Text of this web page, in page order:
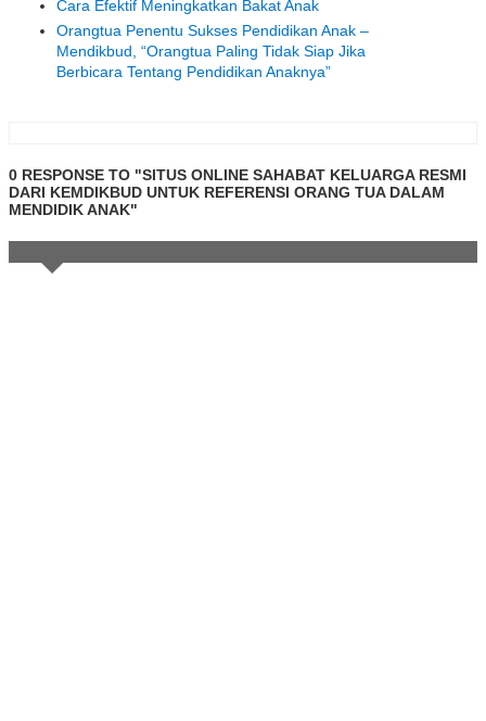
Cara Efektif Meningkatkan Bakat Anak
Orangtua Penentu Sukses Pendidikan Anak –
Mendikbud, “Orangtua Paling Tidak Siap Jika
Berbicara Tentang Pendidikan Anaknya”
0 RESPONSE TO "SITUS ONLINE SAHABAT KELUARGA RESMI
DARI KEMDIKBUD UNTUK REFERENSI ORANG TUA DALAM
MENDIDIK ANAK"